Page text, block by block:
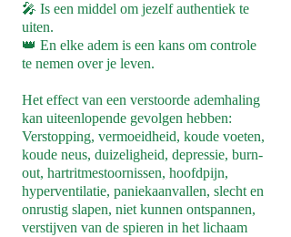
🎤 Is een middel om jezelf authentiek te
uiten.
👑 En elke adem is een kans om controle
te nemen over je leven.
Het effect van een verstoorde ademhaling
kan uiteenlopende gevolgen hebben:
Verstopping, vermoeidheid, koude voeten,
koude neus, duizeligheid, depressie, burn-
out, hartritmestoornissen, hoofdpijn,
hyperventilatie, paniekaanvallen, slecht en
onrustig slapen, niet kunnen ontspannen,
verstijven van de spieren in het lichaam